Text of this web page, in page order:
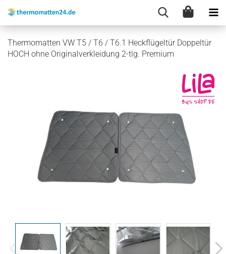
Thermomatten VW T5 / T6 / T6.1 Heckflügeltür Doppeltür
HOCH ohne Originalverkleidung 2-tlg. Premium